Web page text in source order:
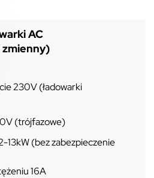
AC
zmienny)
230V (ładowarki
(trójfazowe)
13kW (bez zabezpieczenie
16A